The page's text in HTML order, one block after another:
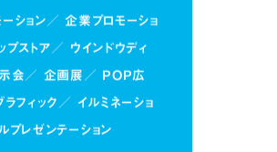
ーション／企業プロモーショ
プストア／ ウインドウディ
会／ 企画展／ POP広
ラフィック／ イルミネーショ
プレゼンテーション